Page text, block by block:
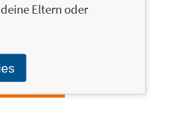
informiert werden.
Eltern oder